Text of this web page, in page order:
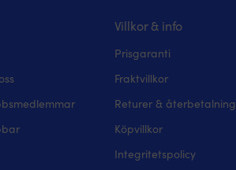
Villkor & info
Prisgaranti
Fraktvillkor
Returer & återbetalning
Köpvillkor
Integritetspolicy